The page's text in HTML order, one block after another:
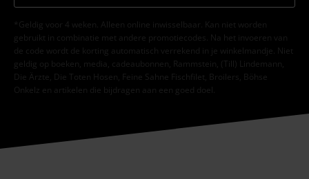
*Geldig voor 4 weken. Alleen online inwisselbaar. Kan niet worden
gebruikt in combinatie met andere promotiecodes. Na het invoeren van
de code wordt de korting automatisch verrekend in je winkelmandje. Niet
geldig op boeken, media, cadeaubonnen, Rammstein, (Till) Lindemann,
Die Ärzte, Die Toten Hosen, Feine Sahne Fischfilet, Broilers, Böhse
Onkelz en artikelen die bijdragen aan een goed doel.